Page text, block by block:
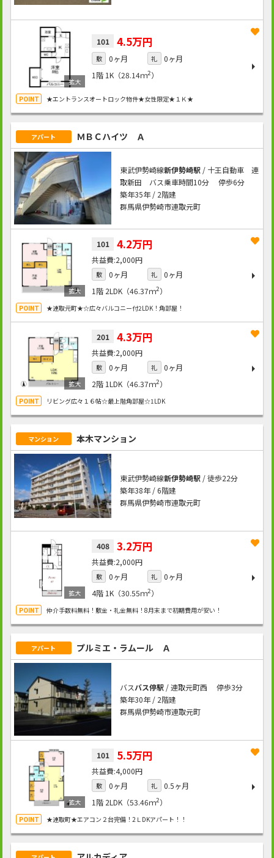
101 4.5万円
敷 0ヶ月 礼
0ヶ月
1階 1K（28.14ｍ2）
★エントランスオートロック物件★女性限定★１Ｋ★
アパート ＭＢＣハイツ Ａ
東武伊勢崎線新伊勢崎駅/ 十王自動車 連
取新田 バス乗車時間10分 停歩6分
築年35年 / 2階建
群馬県伊勢崎市連取元町
101 4.2万円
2,000円
敷 0ヶ月 礼
0ヶ月
1階 2LDK（46.37ｍ2）
★連取元町★☆広々バルコニー付2LDK！角部屋！
201 4.3万円
2,000円
敷 0ヶ月 礼
0ヶ月
2階 1LDK（46.37ｍ2）
リビング広々１６帖☆最上階角部屋☆1LDK
マンション 本木マンション
東武伊勢崎線新伊勢崎駅/ 徒歩22分
築年38年 / 6階建
群馬県伊勢崎市連取元町
408 3.2万円
2,000円
敷 0ヶ月 礼
0ヶ月
4階 1K（30.55ｍ2）
仲介手数料無料！敷金・礼金無料！8月末まで初期費用が安い！
アパート プルミエ・ラムール Ａ
バスバス停駅/ 連取元町西 停歩3分
築年30年 / 2階建
群馬県伊勢崎市連取元町
101 5.5万円
4,000円
敷 0ヶ月 礼
0.5ヶ月
1階 2LDK（53.46ｍ2）
★連取町★エアコン２台完備！2ＬDKアパート！！